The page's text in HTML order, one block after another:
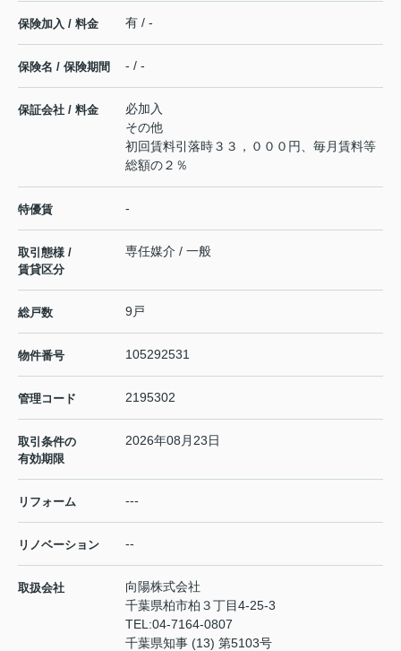
保険加入 / 料金 有 / -
保険名 / 保険期間 - / -
保証会社 / 料金
必加入
その他
初回賃料引落時３３，０００円、毎月賃料等
総額の２％
特優賃 -
取引態様 /
賃貸区分
専任媒介 / 一般
総戸数 9戸
物件番号 105292531
管理コード 2195302
取引条件の
有効期限
2026年08月23日
リフォーム ---
リノベーション --
取扱会社
向陽株式会社
千葉県柏市柏３丁目4-25-3
TEL:04-7164-0807
千葉県知事 (13) 第5103号